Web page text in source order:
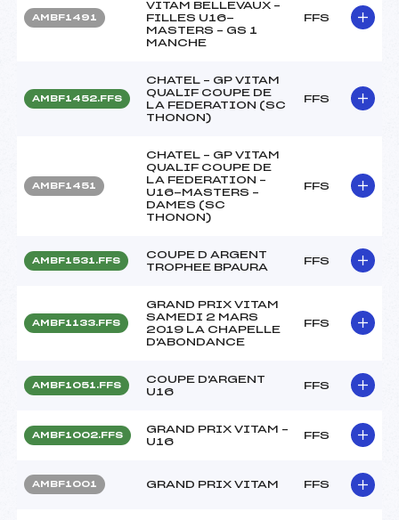
AMBF1491
VITAM BELLEVAUX –
FILLES U16-
MASTERS – GS 1
MANCHE
FFS
AMBF1452.FFS
CHATEL – GP VITAM
QUALIF COUPE DE
LA FEDERATION (SC
THONON)
FFS
AMBF1451
CHATEL – GP VITAM
QUALIF COUPE DE
LA FEDERATION –
U16-MASTERS –
DAMES (SC
THONON)
FFS
AMBF1531.FFS
COUPE D ARGENT
TROPHEE BPAURA
FFS
AMBF1133.FFS
GRAND PRIX VITAM
SAMEDI 2 MARS
2019 LA CHAPELLE
D'ABONDANCE
FFS
AMBF1051.FFS
COUPE D'ARGENT
U16
FFS
AMBF1002.FFS
GRAND PRIX VITAM –
U16
FFS
AMBF1001 GRAND PRIX VITAM FFS